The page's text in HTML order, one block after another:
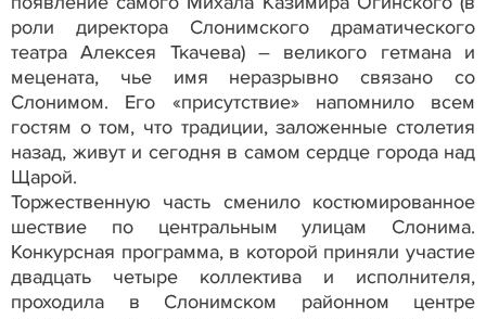
роли директора Слонимского драматического
театра Алексея Ткачева) – великого гетмана и
мецената, чье имя неразрывно связано со
Слонимом. Его «присутствие» напомнило всем
гостям о том, что традиции, заложенные столетия
назад, живут и сегодня в самом сердце города над
Щарой.
Торжественную часть сменило костюмированное
шествие по центральным улицам Слонима.
Конкурсная программа, в которой приняли участие
двадцать четыре коллектива и исполнителя,
проходила в Слонимском районном центре